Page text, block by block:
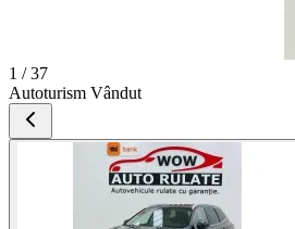
1 / 37
Autoturism Vândut